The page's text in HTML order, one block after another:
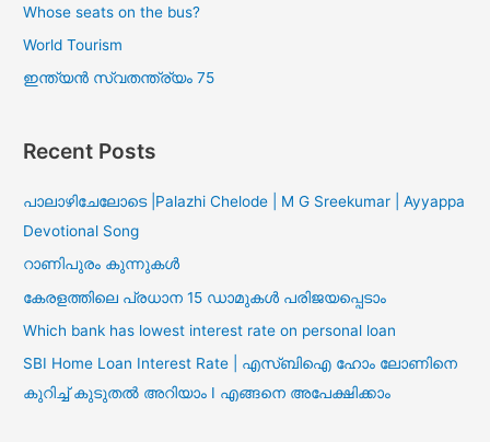
Whose seats on the bus?
World Tourism
ഇന്ത്യൻ സ്വതന്ത്ര്യം 75
Recent Posts
പാലാഴിചേലോടെ |Palazhi Chelode | M G Sreekumar | Ayyappa
Devotional Song
റാണിപുരം കുന്നുകൾ
കേരളത്തിലെ പ്രധാന 15 ഡാമുകൾ പരിജയപ്പെടാം
Which bank has lowest interest rate on personal loan
SBI Home Loan Interest Rate | എസ്ബിഐ ഹോം ലോണിനെ
കുറിച്ച് കുടുതൽ അറിയാം I എങ്ങനെ അപേക്ഷിക്കാം